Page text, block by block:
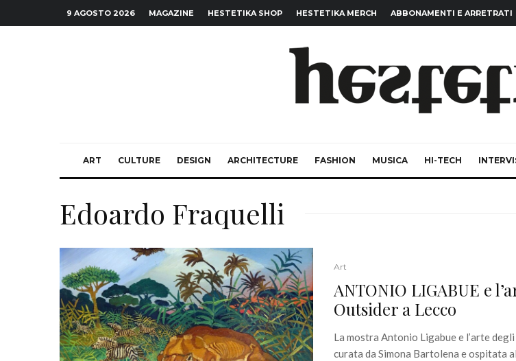
9 AGOSTO 2026 MAGAZINE HESTETIKA SHOP HESTETIKA MERCH ABBONAMENTI E ARRETRATI
ART CULTURE DESIGN ARCHITECTURE FASHION MUSICA HI-TECH
Edoardo Fraquelli
Art
ANTONIO LIGABUE e
Outsider a Lecco
La mostra Antonio Ligabue e l’arte
curata da Simona Bartolena e ospitata